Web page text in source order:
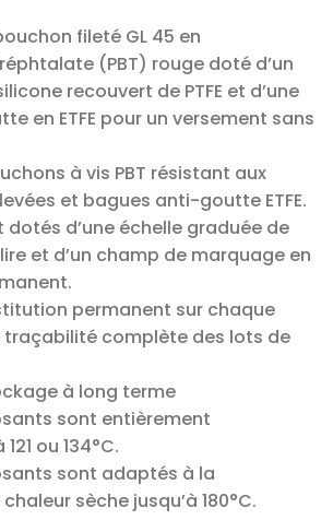
fileté GL 45 en
(PBT) rouge doté d’un
recouvert de PTFE et d’une
en ETFE pour un versement sans
à vis PBT résistant aux
et bagues anti-goutte ETFE.
dotés d’une échelle graduée de
et d’un champ de marquage en
permanent sur chaque
traçabilité complète des lots de
à long terme
sont entièrement
ou 134°C.
sont adaptés à la
sèche jusqu’à 180°C.